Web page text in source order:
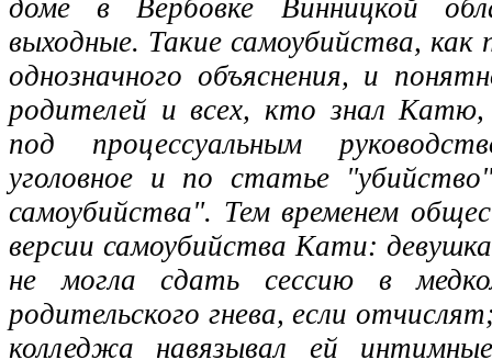
доме в Вербовке Винницкой
выходные. Такие самоубийства, как
однозначного объяснения, и
родителей и всех, кто знал Катю,
под процессуальным
уголовное и по статье
самоубийства". Тем временем
версии самоубийства Кати:
не могла сдать сессию в
родительского гнева, если
колледжа навязывал ей